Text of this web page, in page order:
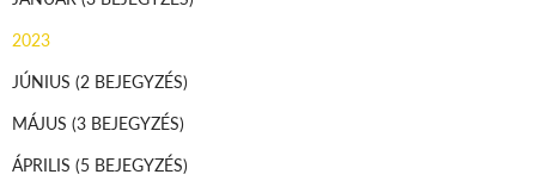
2023
JÚNIUS (2 BEJEGYZÉS)
MÁJUS (3 BEJEGYZÉS)
ÁPRILIS (5 BEJEGYZÉS)